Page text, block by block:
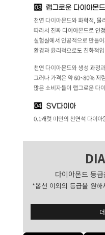
다이아몬드 등
*옵션 이외의 등급을 원